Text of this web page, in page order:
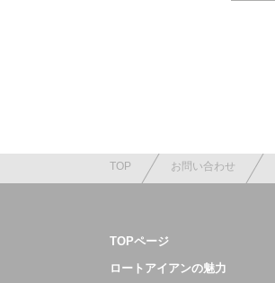
TOP お問い合わせ
TOPページ
ロートアイアンの魅力